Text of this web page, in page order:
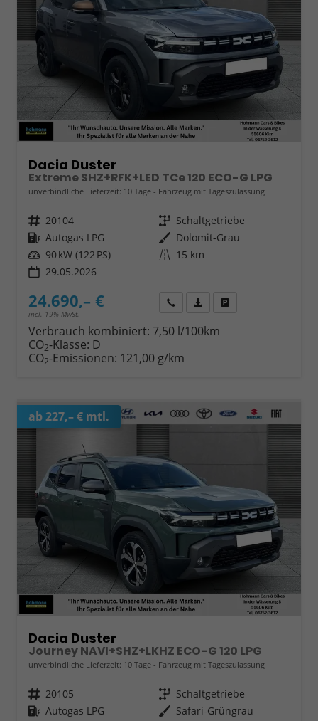
Dacia Duster
Extreme SHZ+RFK+LED TCe 120 ECO-G LPG
unverbindliche Lieferzeit: 10 Tage Fahrzeug mit Tageszulassung
Fahrzeugnr. 20104 Getriebe Schaltgetriebe
Kraftstoff Autogas LPG Außenfarbe Dolomit-Grau
Leistung 90 kW (122 PS) Kilometerstand 15 km
29.05.2026
24.690,– €
incl. 19% MwSt.
Wir rufen Sie anFahrzeugexposé (PDF)
Verbrauch kombiniert: 7,50 l/100km
CO2-Klasse: D
CO2-Emissionen: 121,00 g/km
ab 227,– € mtl.
Dacia Duster
Journey NAVI+SHZ+LKHZ ECO-G 120 LPG
unverbindliche Lieferzeit: 10 Tage Fahrzeug mit Tageszulassung
Fahrzeugnr. 20105 Getriebe Schaltgetriebe
Kraftstoff Autogas LPG Außenfarbe Safari-Grüngrau